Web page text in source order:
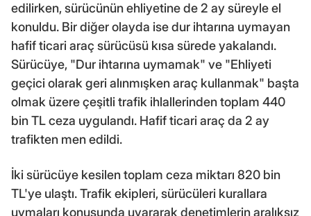
edilirken, sürücünün ehliyetine de 2 ay süreyle el
konuldu. Bir diğer olayda ise dur ihtarına uymayan
hafif ticari araç sürücüsü kısa sürede yakalandı.
Sürücüye, "Dur ihtarına uymamak" ve "Ehliyeti
geçici olarak geri alınmışken araç kullanmak" başta
olmak üzere çeşitli trafik ihlallerinden toplam 440
bin TL ceza uygulandı. Hafif ticari araç da 2 ay
trafikten men edildi.
İki sürücüye kesilen toplam ceza miktarı 820 bin
TL'ye ulaştı. Trafik ekipleri, sürücüleri kurallara
uymaları konusunda uyararak denetimlerin aralıksız